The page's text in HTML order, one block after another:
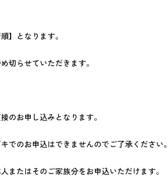
】となります。
切らせていただきます。
のお申し込みとなります。
でのお申込はできませんのでご了承ください。
またはそのご家族分をお申込いただけます。